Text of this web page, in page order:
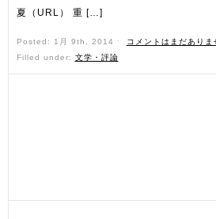
夏（URL） 重 […]
Posted: 1月 9th, 2014 ˑ
コメントはまだありま
Filled under: 文学・評論